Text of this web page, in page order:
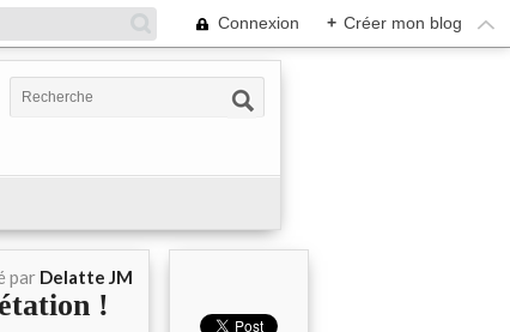
Connexion + Créer mon blog
par Delatte JM
!